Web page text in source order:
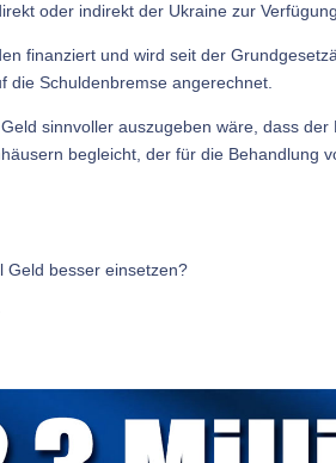
oder indirekt der Ukraine zur
finanziert und wird seit der
die Schuldenbremse angerechnet.
sinnvoller auszugeben wäre, dass
begleicht, der für die Behandlung
Geld besser einsetzen?